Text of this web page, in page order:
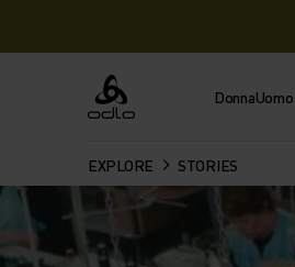
Odlo DonnaUomo
EXPLORE STORIES